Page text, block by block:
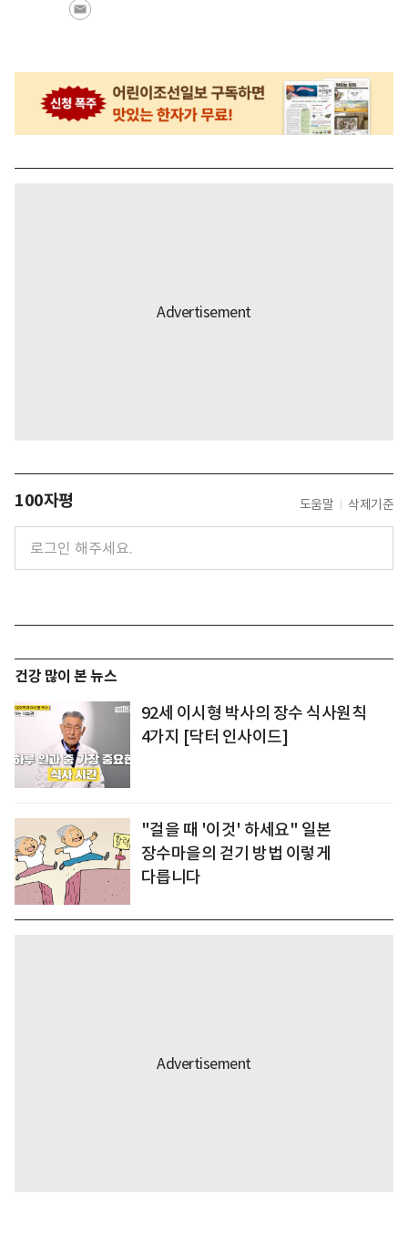
100자평 도움말 삭제기준
건강 많이 본 뉴스
92세 이시형 박사의 장수 식사원칙
4가지 [닥터 인사이드]
"걸을 때 '이것' 하세요" 일본
장수마을의 걷기 방법 이렇게
다릅니다